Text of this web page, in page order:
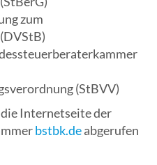
zum
(StBVV)
die Internetseite der
bstbk.deabgerufen